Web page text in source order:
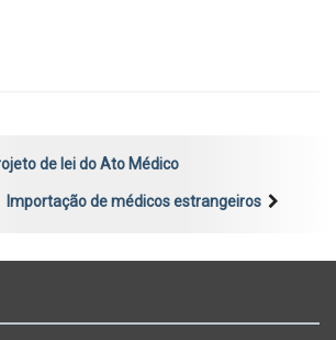
de lei do Ato Médico
Importação de médicos estrangeiros